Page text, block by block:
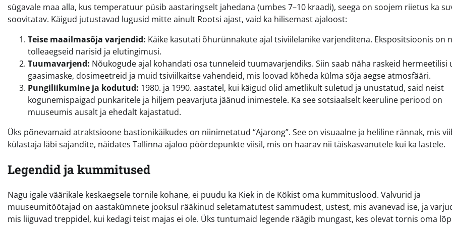
sügavale maa alla, kus temperatuur püsib aastaringselt jahedana (umbes 7–10 kraadi), seega on soojem riietus ka
soovitatav. Käigud jutustavad lugusid mitte ainult Rootsi ajast, vaid ka hilisemast ajaloost:
Teise maailmasõja varjendid: Käike kasutati õhurünnakute ajal tsiviilelanike varjenditena. Ekspositsioonis on
tolleaegseid narisid ja elutingimusi.
Tuumavarjend: Nõukogude ajal kohandati osa tunneleid tuumavarjendiks. Siin saab näha raskeid hermeetilisi
gaasimaske, dosimeetreid ja muid tsiviilkaitse vahendeid, mis loovad kõheda külma sõja aegse atmosfääri.
Pungiliikumine ja kodutud: 1980. ja 1990. aastatel, kui käigud olid ametlikult suletud ja unustatud, said neist
kogunemispaigad punkaritele ja hiljem peavarjuta jäänud inimestele. Ka see sotsiaalselt keeruline periood on
muuseumis ausalt ja ehedalt kajastatud.
Üks põnevamaid atraktsioone bastionikäikudes on niinimetatud “Ajarong”. See on visuaalne ja heliline rännak, mis
külastaja läbi sajandite, näidates Tallinna ajaloo pöördepunkte viisil, mis on haarav nii täiskasvanutele kui ka lastele.
Legendid ja kummitused
Nagu igale väärikale keskaegsele tornile kohane, ei puudu ka Kiek in de Kökist oma kummituslood. Valvurid ja
muuseumitöötajad on aastakümnete jooksul rääkinud seletamatutest sammudest, ustest, mis avanevad ise, ja
mis liiguvad treppidel, kui kedagi teist majas ei ole. Üks tuntumaid legende räägib mungast, kes olevat tornis oma